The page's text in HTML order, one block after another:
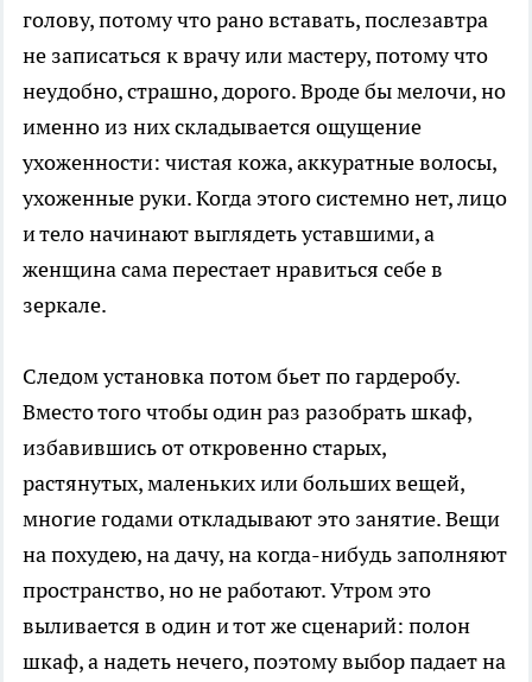
голову, потому что рано вставать, послезавтра
не записаться к врачу или мастеру, потому что
неудобно, страшно, дорого. Вроде бы мелочи, но
именно из них складывается ощущение
ухоженности: чистая кожа, аккуратные волосы,
ухоженные руки. Когда этого системно нет, лицо
и тело начинают выглядеть уставшими, а
женщина сама перестает нравиться себе в
зеркале.
Следом установка потом бьет по гардеробу.
Вместо того чтобы один раз разобрать шкаф,
избавившись от откровенно старых,
растянутых, маленьких или больших вещей,
многие годами откладывают это занятие. Вещи
на похудею, на дачу, на когда-нибудь заполняют
пространство, но не работают. Утром это
выливается в один и тот же сценарий: полон
шкаф, а надеть нечего, поэтому выбор падает на